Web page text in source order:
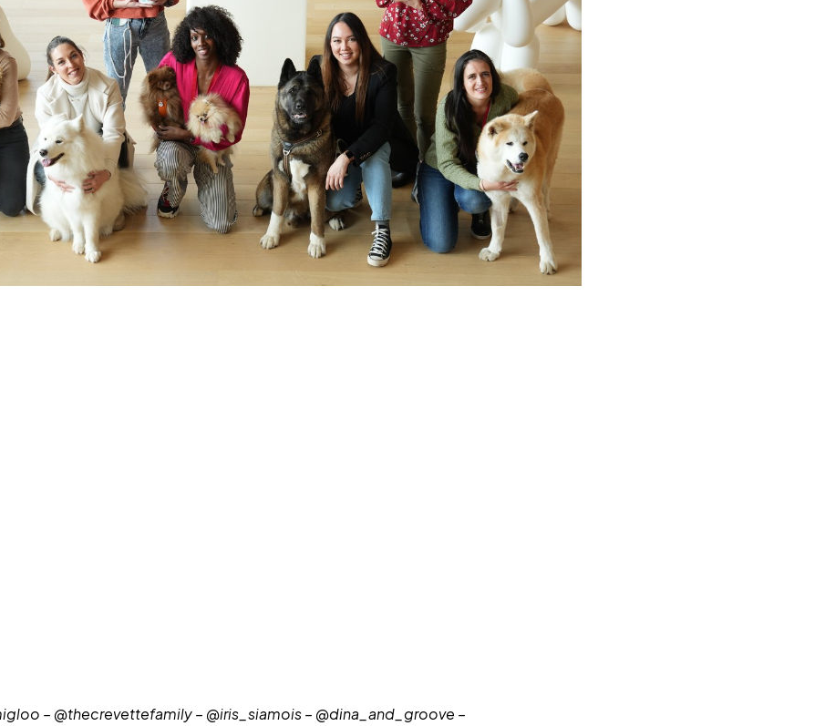
– @thecrevettefamily – @iris_siamois – @dina_and_groove –